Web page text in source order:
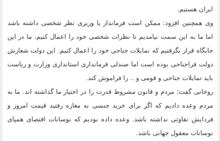
ایران هستیم.
وی همچنین افزود: ممکن است فرماندار یا وزیری نظر شخصی داشته باشد
اما ما به این سمت نیامدیم تا نظرات شخصی خود را اعمال کنیم. ما در این
جایگاه قرار نگرفتیم که نمایلات جناحی خود را اعمال کنیم. این دولت شعارش
دولت فراجناحی بوده است اما صندلی فرمانداری استانداری وزارت و ریاست
باید تمایلات جناحی و قومی و .. را فراموش کند.
روحانی گفت: مردم و قانون مشروط قدرت را در اختیار ما گذاشته اند‬. ما به
مردم وعده دادیم که اگر برای خرید جنسی به مغازه رفتید قیمت امروز و
فردایش تفاوتی نداشته باشد. وعده داده بودیم که نوسانات اقتصای همپای
نوسانات معقول جهانی باشد.